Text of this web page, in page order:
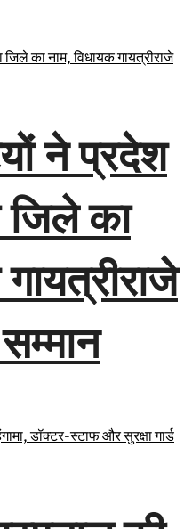
ने प्रदेश
जिले का